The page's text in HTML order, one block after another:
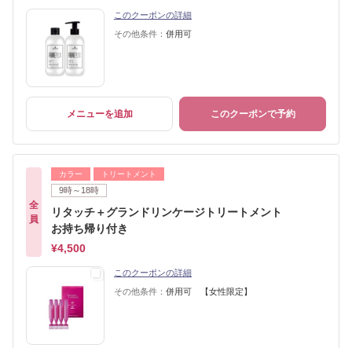
このクーポンの詳細
その他条件： 併用可
メニューを追加 このクーポンで予約
全
員
カラー トリートメント
9時～18時
リタッチ＋グランドリンケージトリートメント
お持ち帰り付き
¥4,500
このクーポンの詳細
その他条件： 併用可 【女性限定】